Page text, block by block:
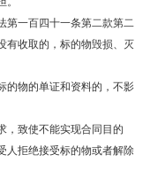
第一百四十一条第二款第二
有收取的，标的物毁损、灭
的物的单证和资料的，不影
，致使不能实现合同目的
人拒绝接受标的物或者解除